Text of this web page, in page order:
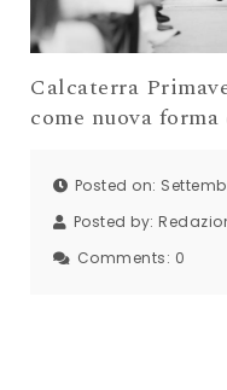
Calcaterra
come nuova
Posted on:
Posted by:
Comments: 0